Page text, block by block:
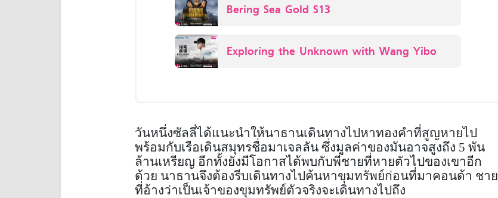
Bering Sea Gold S13
Exploring the Unknown with Wang Yibo
วันหนึ่งซัลลี่ได้แนะนำให้นาธานเดินทางไปหาทองคำที่สูญหายไป
พร้อมกับเรือเดินสมุทรชื่อมาเจลลัน ซึ่งมูลค่าของมันอาจสูงถึง 5 พัน
ล้านเหรียญ อีกทั้งยังมีโอกาสได้พบกับพี่ชายที่หายตัวไปของเขาอีก
ด้วย นาธานจึงต้องรีบเดินทางไปค้นหาขุมทรัพย์ก่อนที่มาคอนด้า ชาย
ที่อ้างว่าเป็นเจ้าของขุมทรัพย์ตัวจริงจะเดินทางไปถึง